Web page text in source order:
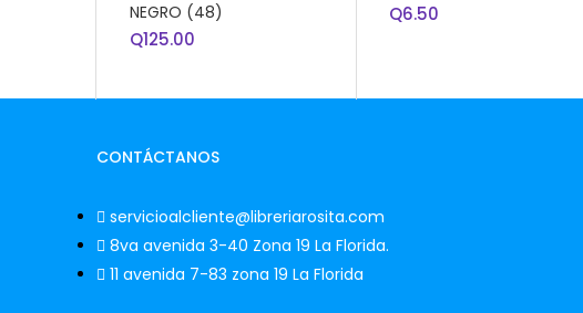
NEGRO (48)
Q125.00
Q6.50
CONTÁCTANOS
servicioalcliente@libreriarosita.com
8va avenida 3-40 Zona 19 La Florida.
11 avenida 7-83 zona 19 La Florida